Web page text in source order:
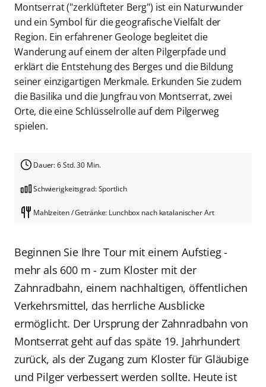
Montserrat ("zerklüfteter Berg") ist ein Naturwunder
und ein Symbol für die geografische Vielfalt der
Region. Ein erfahrener Geologe begleitet die
Wanderung auf einem der alten Pilgerpfade und
erklärt die Entstehung des Berges und die Bildung
seiner einzigartigen Merkmale. Erkunden Sie zudem
die Basilika und die Jungfrau von Montserrat, zwei
Orte, die eine Schlüsselrolle auf dem Pilgerweg
spielen.
Dauer: 6 Std. 30 Min.
Schwierigkeitsgrad: Sportlich
Mahlzeiten / Getränke: Lunchbox nach katalanischer Art
Beginnen Sie Ihre Tour mit einem Aufstieg -
mehr als 600 m - zum Kloster mit der
Zahnradbahn, einem nachhaltigen, öffentlichen
Verkehrsmittel, das herrliche Ausblicke
ermöglicht. Der Ursprung der Zahnradbahn von
Montserrat geht auf das späte 19. Jahrhundert
zurück, als der Zugang zum Kloster für Gläubige
und Pilger verbessert werden sollte. Heute ist